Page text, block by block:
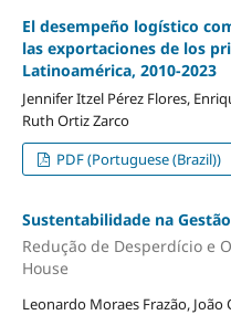
El desempeño logístico
las exportaciones de los
Latinoamérica, 2010-2023
Jennifer Itzel Pérez Flores,
Ruth Ortiz Zarco
PDF (Portuguese (Brazil))
Sustentabilidade na
Redução de Desperdício e
House
Leonardo Moraes Frazão,